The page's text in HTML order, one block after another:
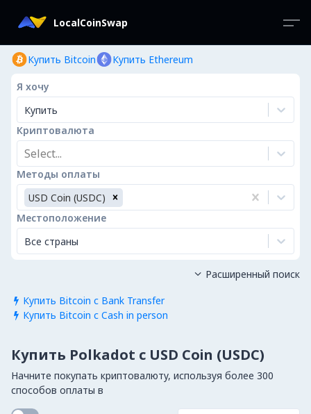
LocalCoinSwap
Купить Bitcoin Купить Ethereum
Я хочу
Купить
Криптовалюта
Select...
Методы оплаты
USD Coin (USDC)
Местоположение
Все страны
 Купить Bitcoin с Bank Transfer
 Купить Bitcoin с Cash in person
 Расширенный поиск
Купить Polkadot с USD Coin (USDC)
Начните покупать криптовалюту, используя более 300
способов оплаты в